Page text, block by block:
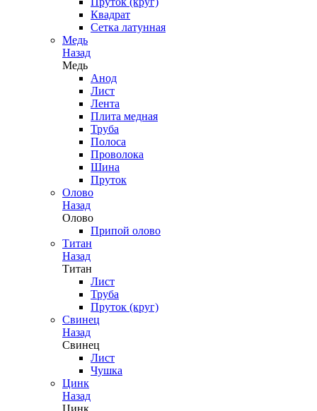
Квадрат
Сетка латунная
Медь
Назад
Медь
Анод
Лист
Лента
Плита медная
Труба
Полоса
Проволока
Шина
Пруток
Олово
Назад
Олово
Припой олово
Титан
Назад
Титан
Лист
Труба
Пруток (круг)
Свинец
Назад
Свинец
Лист
Чушка
Цинк
Назад
Цинк